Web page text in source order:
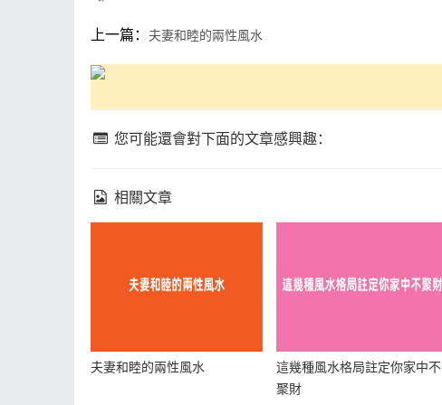
上一篇： 夫妻和睦的兩性風水
您可能還會對下面的文章感興趣：
相關文章
夫妻和睦的兩性風水
這幾種風水格局註定你家中不
聚財